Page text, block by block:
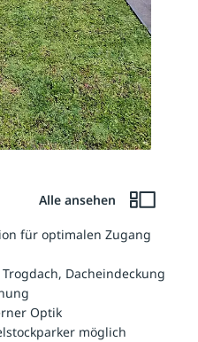
Alle ansehen
für optimalen Zugang
Dacheindeckung
Optik
möglich